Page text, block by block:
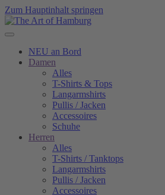
Zum Hauptinhalt springen
NEU an Bord
Damen
Alles
T-Shirts & Tops
Langarmshirts
Pullis / Jacken
Accessoires
Schuhe
Herren
Alles
T-Shirts / Tanktops
Langarmshirts
Pullis / Jacken
Accessoires